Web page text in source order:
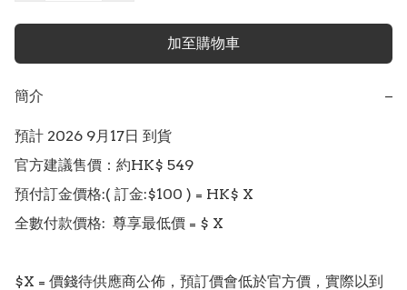
加至購物車
簡介 −
預計 2026 9月17日 到貨
官方建議售價：約HK$ 549
預付訂金價格:( 訂金:$100 ) = HK$ X
全數付款價格:  尊享最低價 = $ X
$X = 價錢待供應商公佈，預訂價會低於官方價，實際以到